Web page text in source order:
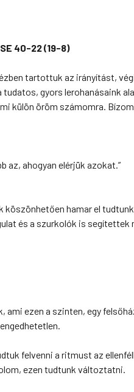
40-22 (19-8)
tartottuk az irányítást,
gyors lerohanásaink
külön öröm számomra.
az, ahogyan elérjük azokat.”
köszönhetően hamar el
és a szurkolók is segítettek
ezen a szinten, egy
felvenni a ritmust az
ezen tudtunk változtatni.